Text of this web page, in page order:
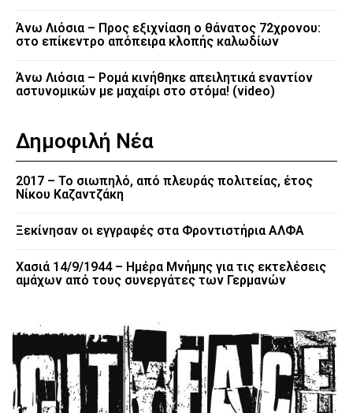
Άνω Λιόσια – Προς εξιχνίαση ο θάνατος 72χρονου:
στο επίκεντρο απόπειρα κλοπής καλωδίων
Άνω Λιόσια – Ρομά κινήθηκε απειλητικά εναντίον
αστυνομικών με μαχαίρι στο στόμα! (video)
Δημοφιλή Νέα
2017 – Το σιωπηλό, από πλευράς πολιτείας, έτος
Νίκου Καζαντζάκη
Ξεκίνησαν οι εγγραφές στα Φροντιστήρια ΑΛΦΑ
Χασιά 14/9/1944 – Ημέρα Μνήμης για τις εκτελέσεις
αμάχων από τους συνεργάτες των Γερμανών